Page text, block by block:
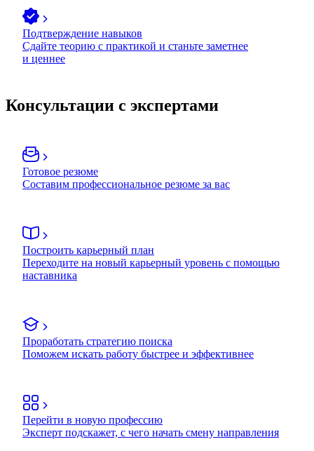
Подтверждение навыков
Сдайте теорию с практикой и станьте заметнее
и ценнее
Консультации с экспертами
Готовое резюме
Составим профессиональное резюме за вас
Построить карьерный план
Переходите на новый карьерный уровень с помощью
наставника
Проработать стратегию поиска
Поможем искать работу быстрее и эффективнее
Перейти в новую профессию
Эксперт подскажет, с чего начать смену направления